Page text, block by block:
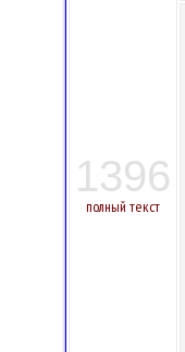
1396
полный текст